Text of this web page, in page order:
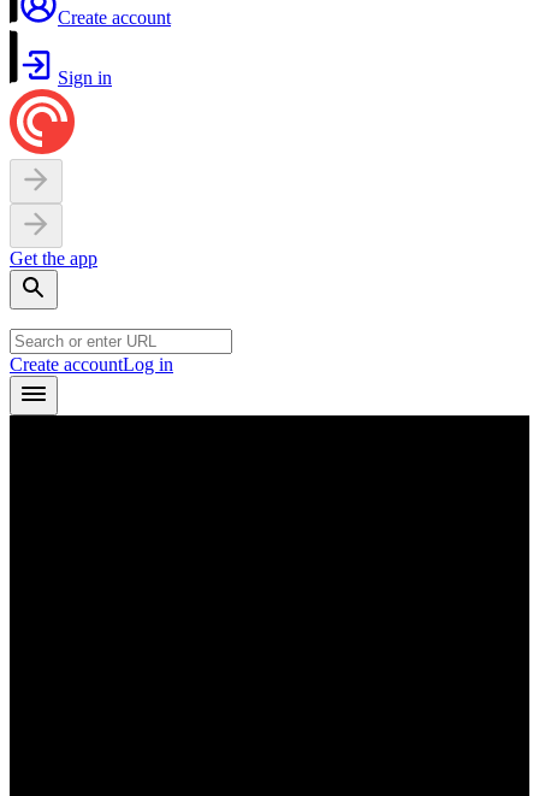
Create account
Sign in
Get the app
Create accountLog in